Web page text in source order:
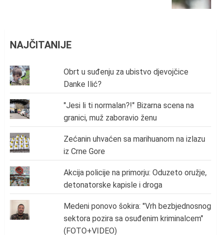
NAJČITANIJE
Obrt u suđenju za ubistvo djevojčice
Danke Ilić?
"Jesi li ti normalan?!" Bizarna scena na
granici, muž zaboravio ženu
Zećanin uhvaćen sa marihuanom na izlazu
iz Crne Gore
Akcija policije na primorju: Oduzeto oružje,
detonatorske kapisle i droga
Medeni ponovo šokira: "Vrh bezbjednosnog
sektora pozira sa osuđenim kriminalcem"
(FOTO+VIDEO)